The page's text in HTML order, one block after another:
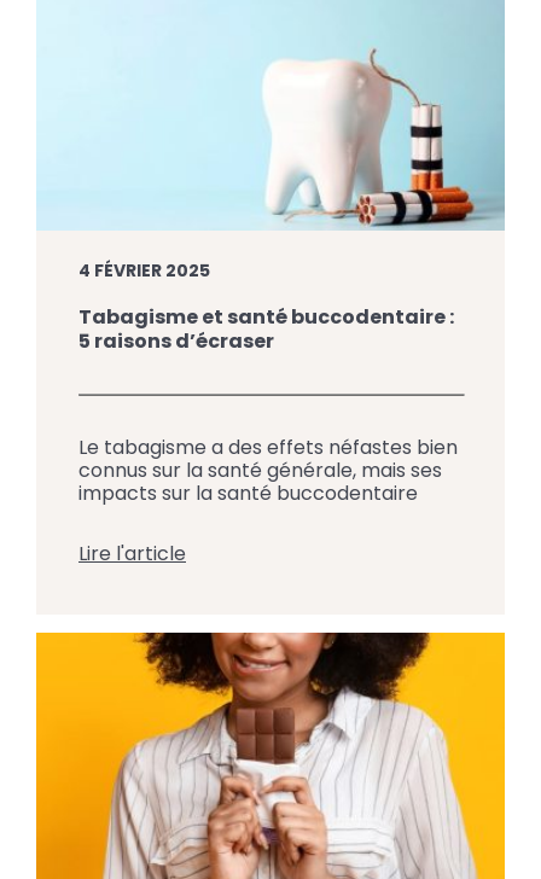
4 FÉVRIER 2025
Tabagisme et santé buccodentaire :
5 raisons d’écraser
Le tabagisme a des effets néfastes bien
connus sur la santé générale, mais ses
impacts sur la santé buccodentaire
nuire aux dents et aux gencives, fumer
augmente le risque de pathologies
Cartier à Saint-Jean-sur-Richelieu vous
sensibilise ici aux conséquences […]
Lire l'article